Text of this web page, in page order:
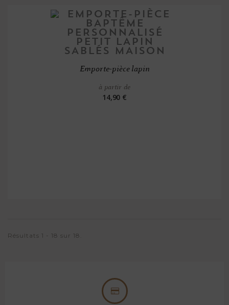
Emporte-pièce lapin
à partir de
14,90 €
Résultats 1 - 18 sur 18.